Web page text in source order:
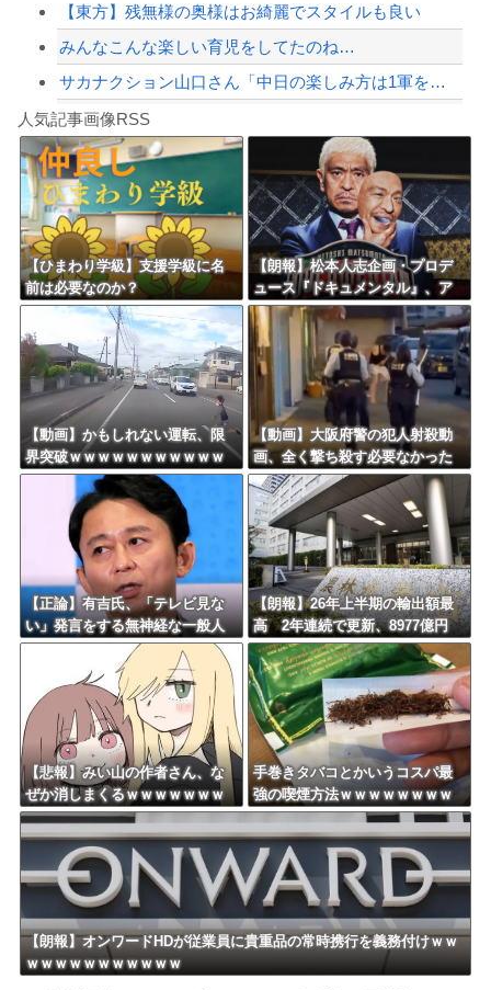
Powered by livedoor 相互RSS
【東方】残無様の奥様はお綺麗でスタイルも良い
みんなこんな楽しい育児をしてたのね…
サカナクション山口さん「中日の楽しみ方は1軍をファーム戦として見る。勝敗じゃない...
8/4のニュース
日本旅行キャンセルすべきか…1万年ぶり史上最大級の火山の兆し＝韓国の反応
更新中止のお知らせ
海外「おめでとうタキ！」リヴァプール南野がバースデーゴール！！
Powered by livedoor 相互RSS
人気記事画像RSS
【ひまわり学級】支援学級に名
前は必要なのか？
【朗報】松本人志企画・プロデ
ュース『ドキュメンタル』、ア
メリカで初の制作が決定！ 海
外タイトル『LOL』として世界2
5ヶ国・地域で展開
【動画】かもしれない運転、限
界突破ｗｗｗｗｗｗｗｗｗｗｗ
ｗｗｗｗｗｗ
【動画】大阪府警の犯人射殺動
画、全く撃ち殺す必要なかった
ｗｗｗｗｗｗｗｗｗｗｗ
【正論】有吉氏、「テレビ見な
い」発言をする無神経な一般人
に憤慨ｗｗｗｗｗｗｗ
【朗報】26年上半期の輸出額最
高 2年連続で更新、8977億円
農水省「インバウンドの増加に
伴い、日本食の認知度が向上」
【悲報】みい山の作者さん、な
ぜか消しまくるｗｗｗｗｗｗｗ
ｗｗｗｗｗｗｗｗ
手巻きタバコとかいうコスパ最
強の喫煙方法ｗｗｗｗｗｗｗｗ
ｗｗｗｗｗ
【朗報】オンワードHDが従業員に貴重品の常時携行を義務付けｗｗ
ｗｗｗｗｗｗｗｗｗｗｗ